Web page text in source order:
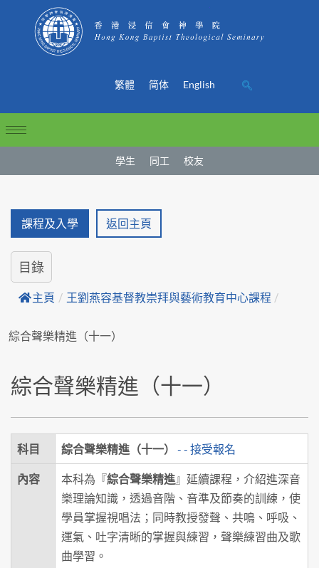
繁體 简体 English
學生 同工 校友
課程及入學 返回主頁
目錄
主頁 / 王劉燕容基督教崇拜與藝術教育中心課程 /
綜合聲樂精進（十一）
綜合聲樂精進（十一）
科目 綜合聲樂精進（十一） - - 接受報名
內容 本科為『綜合聲樂精進』延續課程，介紹進深音
樂理論知識，透過音階、音準及節奏的訓練，使
學員掌握視唱法；同時教授發聲、共鳴、呼吸、
運氣、吐字清晰的掌握與練習，聲樂練習曲及歌
曲學習。